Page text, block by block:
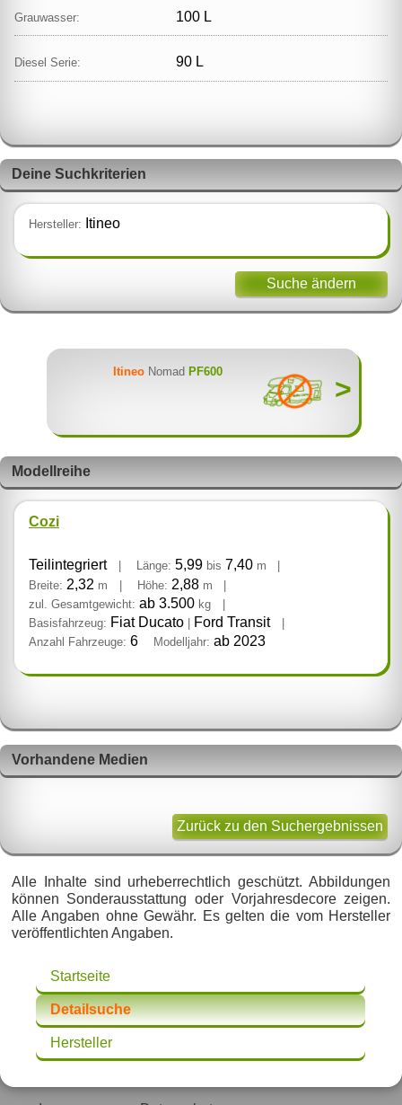
Grauwasser: 100 L
Diesel Serie: 90 L
Deine Suchkriterien
Hersteller: Itineo
Suche ändern
>
Itineo Nomad PF600
Modellreihe
Cozi
Teilintegriert Länge: 5,99 bis 7,40 m
Breite: 2,32 m | Höhe: 2,88 m
|
zul. Gesamtgewicht: ab 3.500 kg
Basisfahrzeug: Fiat Ducato Ford Transit
Anzahl Fahrzeuge: 6 Modelljahr: ab 2023
Vorhandene Medien
Zurück zu den Suchergebnissen
Alle Inhalte sind urheberrechtlich geschützt. Abbildungen
können Sonderausstattung oder Vorjahresdecore zeigen.
Alle Angaben ohne Gewähr. Es gelten die vom Hersteller
veröffentlichten Angaben.
Startseite
Detailsuche
Hersteller